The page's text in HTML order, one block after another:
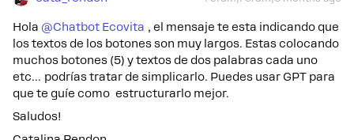
Hola ​ @Chatbot Ecovita , el mensaje te esta indicando que
los textos de los botones son muy largos. Estas colocando
muchos botones (5) y textos de dos palabras cada uno
etc… podrías tratar de simplicarlo. Puedes usar GPT para
que te guíe como estructurarlo mejor.
Saludos!